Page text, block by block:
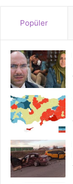
Popüler